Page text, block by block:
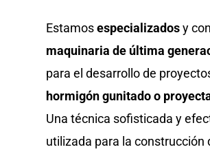
Estamosespecializadosy con
maquinaria de última
para el desarrollo de
hormigón gunitado o
Una técnica sofisticada y
utilizada para la construcción